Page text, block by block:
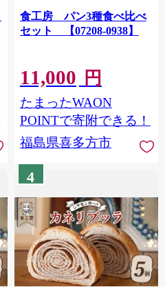
食工房 パン3種食べ比べ
セット 【07208-0938】
11,000 円
たまったWAON
POINTで寄附できる！
福島県喜多方市
4